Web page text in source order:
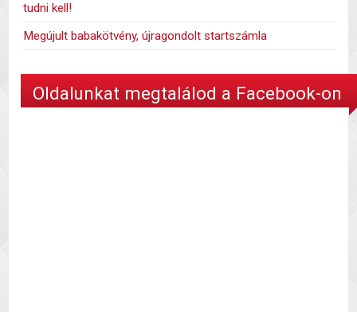
tudni kell!
Megújult babakötvény, újragondolt startszámla
Oldalunkat megtalálod a Facebook-on